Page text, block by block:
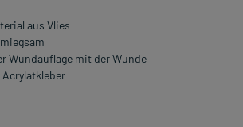
aus Vlies
Wundauflage mit der Wunde